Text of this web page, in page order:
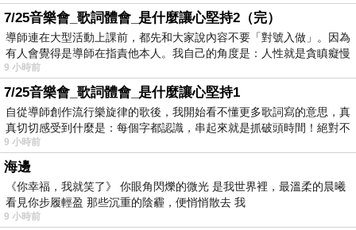
7/25音樂會_歌詞體會_是什麼讓心堅持2（完）
導師連在大型活動上課前，都先和大家說內容不要「對號入做」。因為
有人會覺得是導師在指責他本人。我自己的角度是：人性就是貪瞋癡慢
9 小時前
7/25音樂會_歌詞體會_是什麼讓心堅持1
自從導師創作流行樂旋律的歌後，我開始看不懂更多歌詞寫的意思，真
真切切感受到什麼是：每個字都認識，串起來就是抓破頭時間！絕對不
9 小時前
海邊
《你幸福，我就笑了》 你眼角閃爍的微光 是我世界裡，最溫柔的晨曦
看見你步履輕盈 那些沉重的陰霾，便悄悄散去 我
9 小時前